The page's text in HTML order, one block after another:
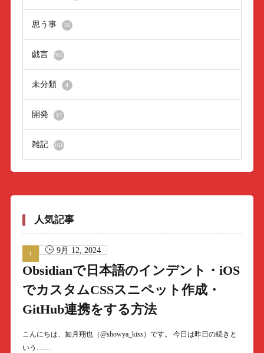
思う事 56
戯言 965
未分類 4
開発 17
雑記 161
人気記事
9月 12, 2024
Obsidianで日本語のインデント・iOS
でカスタムCSSスニペット作成・
GitHub連携をする方法
こんにちは、如月翔也（@showya_kiss）です。 今日は昨日の続きと
いう……